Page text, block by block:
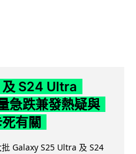
S24 Ultra
急跌兼發熱疑與
有關
Galaxy S25 Ultra 及 S24